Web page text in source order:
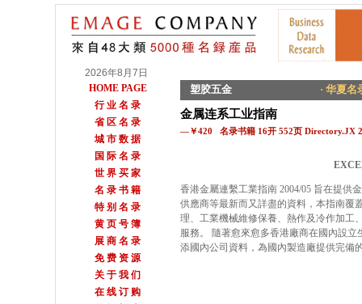
2026年8月7日
HOME PAGE
行 业 名 录
省 区 名 录
城 市 数 据
国 际 名 录
世 界 买 家
名 录 书 籍
特 别 名 录
黄 页 号 簿
展 商 名 录
免 费 资 源
关 于 我 们
在 线 订 购
塑胶五金 · 华夏
金属连系工业指南
—￥420 名录书籍 16开 552页 Directory.JX
香港金屬連繫工業指南 2004/05 旨在提供
供應商等最新而又詳盡的資料，本指南覆
理、工業機械維修保養、熱作及冷作加工
服務。 隨著愈來愈多香港廠商在國內設
添國內公司資料，為國內製造廠提供完備